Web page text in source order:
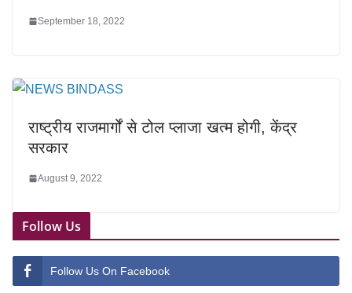
September 18, 2022
राष्ट्रीय राजमार्गों से टोल प्लाजा खत्म होगी, केंद्र
सरकार
August 9, 2022
Follow Us
Follow Us On Facebook